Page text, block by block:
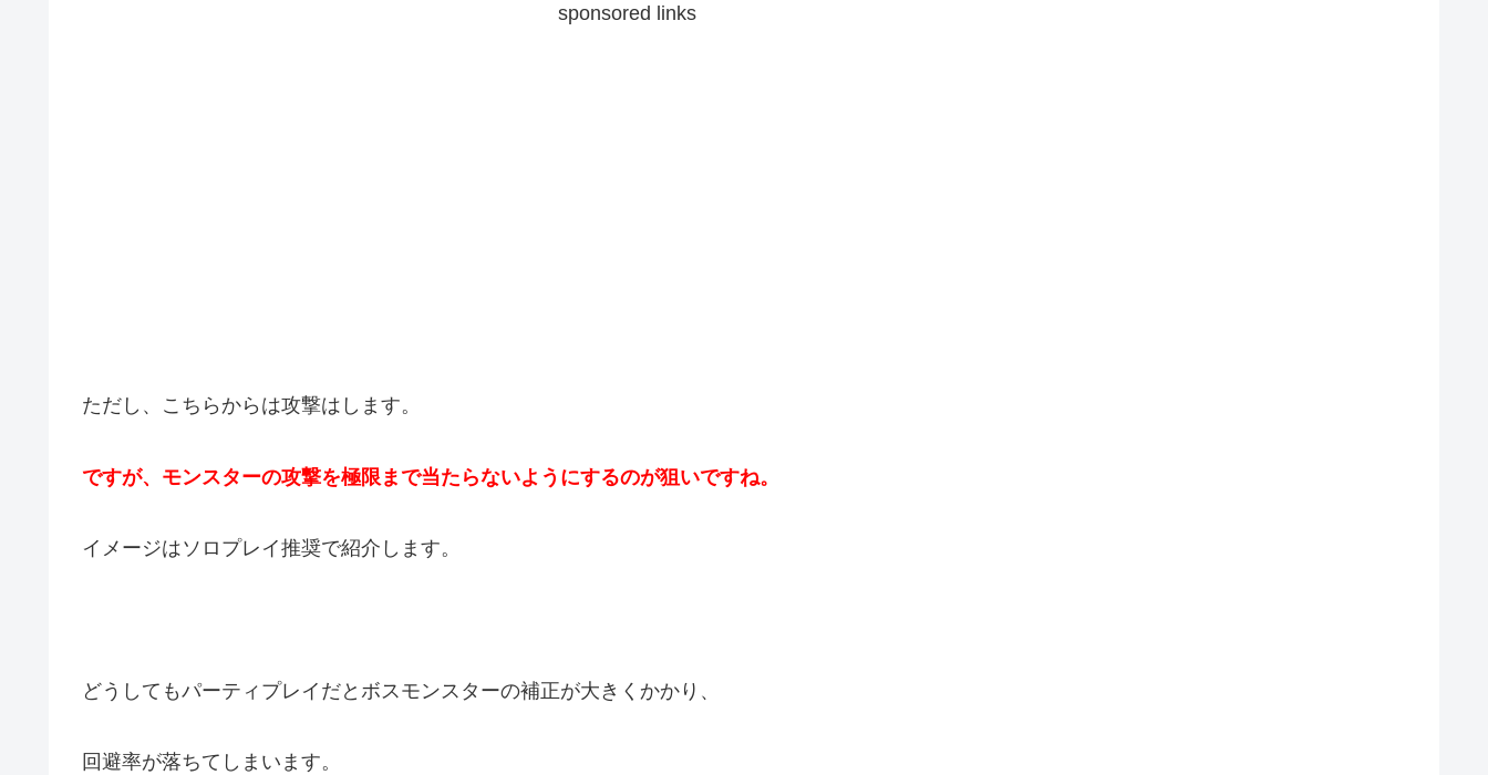
sponsored links
ただし、こちらからは攻撃はします。
ですが、モンスターの攻撃を極限まで当たらないようにするのが狙いですね。
イメージはソロプレイ推奨で紹介します。
どうしてもパーティプレイだとボスモンスターの補正が大きくかかり、
回避率が落ちてしまいます。